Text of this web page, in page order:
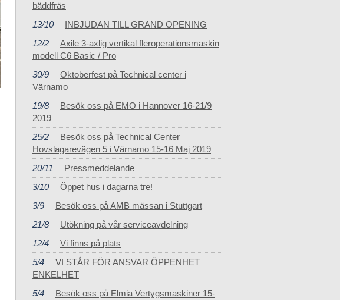
bäddfräs
13/10
INBJUDAN TILL GRAND OPENING
12/2
Axile 3-axlig vertikal fleroperationsmaskin
modell C6 Basic / Pro
30/9
Oktoberfest på Technical center i
Värnamo
19/8
Besök oss på EMO i Hannover 16-21/9
2019
25/2
Besök oss på Technical Center
Hovslagarevägen 5 i Värnamo 15-16 Maj 2019
20/11
Pressmeddelande
3/10
Öppet hus i dagarna tre!
3/9
Besök oss på AMB mässan i Stuttgart
21/8
Utökning på vår serviceavdelning
12/4
Vi finns på plats
5/4
VI STÅR FÖR ANSVAR ÖPPENHET
ENKELHET
5/4
Besök oss på Elmia Vertygsmaskiner 15-